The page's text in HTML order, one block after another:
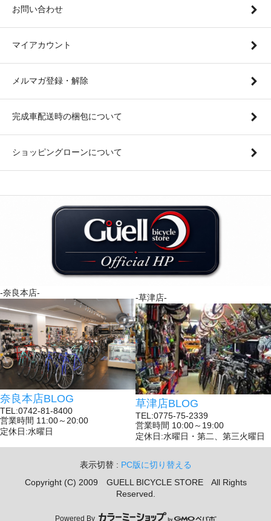
お問い合わせ
マイアカウント
メルマガ登録・解除
完成車配送時の梱包について
ショッピングローンについて
-奈良本店-
奈良本店BLOG
TEL:0742-81-8400
営業時間 11:00～20:00
定休日:水曜日
-草津店-
草津店BLOG
TEL:0775-75-2339
営業時間 10:00～19:00
定休日:水曜日・第二、第三火曜日
表示切替 : PC版に切り替える
Copyright (C) 2009 GUELL BICYCLE STORE All Rights
Reserved.
Powered By